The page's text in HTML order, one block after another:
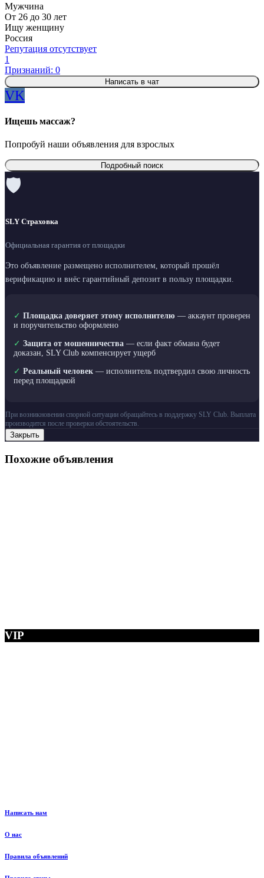
Мужчина
От 26 до 30 лет
Ищу женщину
Россия
Репутация отсутствует
1
Признаний: 0
Написать в чат
VK
Ищешь массаж?
Попробуй наши объявления для взрослых
Подробный поиск
🛡
SLY Страховка
Официальная гарантия от площадки
Это объявление размещено исполнителем, который прошёл
верификацию и внёс гарантийный депозит в пользу площадки.
✓ Площадка доверяет этому исполнителю — аккаунт проверен
и поручительство оформлено
✓ Защита от мошенничества — если факт обмана будет
доказан, SLY Club компенсирует ущерб
✓ Реальный человек — исполнитель подтвердил свою личность
перед площадкой
При возникновении спорной ситуации обращайтесь в поддержку SLY Club. Выплата
производится после проверки обстоятельств.
Закрыть
Похожие объявления
VIP
Написать нам
О нас
Правила объявлений